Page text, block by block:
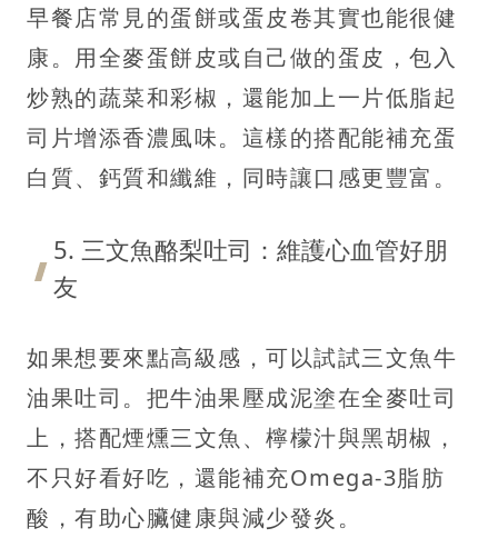
早餐店常見的蛋餅或蛋皮卷其實也能很健
康。用全麥蛋餅皮或自己做的蛋皮，包入
炒熟的蔬菜和彩椒，還能加上一片低脂起
司片增添香濃風味。這樣的搭配能補充蛋
白質、鈣質和纖維，同時讓口感更豐富。
5. 三文魚酪梨吐司：維護心血管好朋
友
如果想要來點高級感，可以試試三文魚牛
油果吐司。把牛油果壓成泥塗在全麥吐司
上，搭配煙燻三文魚、檸檬汁與黑胡椒，
不只好看好吃，還能補充Omega-3脂肪
酸，有助心臟健康與減少發炎。